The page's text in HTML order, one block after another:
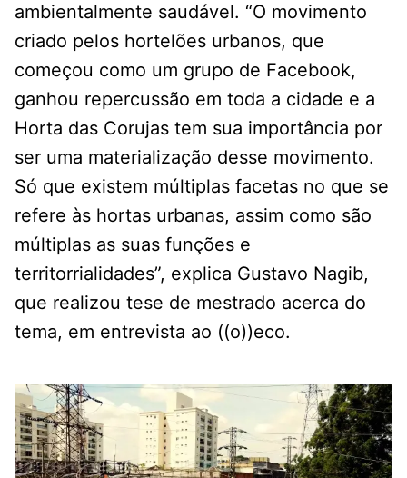
ambientalmente saudável. “O movimento
criado pelos hortelões urbanos, que
começou como um grupo de Facebook,
ganhou repercussão em toda a cidade e a
Horta das Corujas tem sua importância por
ser uma materialização desse movimento.
Só que existem múltiplas facetas no que se
refere às hortas urbanas, assim como são
múltiplas as suas funções e
territorrialidades”, explica Gustavo Nagib,
que realizou tese de mestrado acerca do
tema, em entrevista ao ((o))eco.